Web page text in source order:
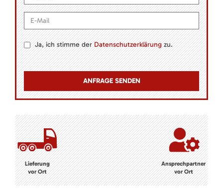
Ja, ich stimme derDatenschutzerklärungzu.
Lieferung
vor Ort
Ansprechpartner
vor Ort